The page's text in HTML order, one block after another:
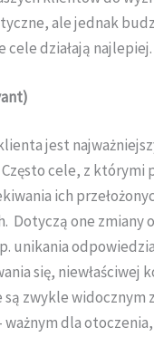
ale jednak
cele działają najlepiej.
jest
cele, z którymi
ich
Dotyczą one zmiany
unikania
się, niewłaściwej
są zwykle widocznym
dla